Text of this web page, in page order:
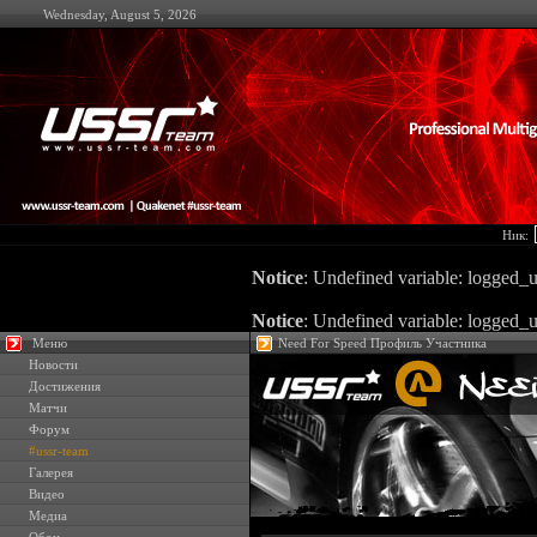
Wednesday, August 5, 2026
Ник:
Notice: Undefined variable:
Notice: Undefined variable:
Меню
Новости
Достижения
Матчи
Форум
#ussr-team
Галерея
Видео
Медиа
Need For Speed Профиль Участника